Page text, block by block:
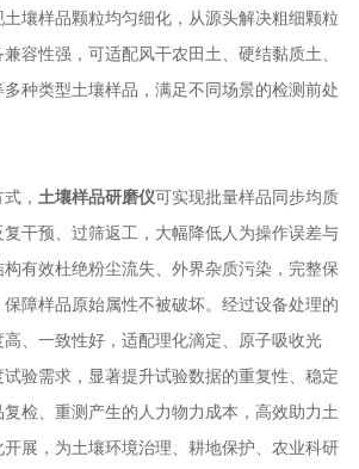
壤样品颗粒均匀细化，从源头解决粗细颗粒
容性强，可适配风干农田土、硬结黏质土、
种类型土壤样品，满足不同场景的检测前处
， 土壤样品研磨仪可实现批量样品同步均质
干预、过筛返工，大幅降低人为操作误差与
有效杜绝粉尘流失、外界杂质污染，完整保
障样品原始属性不被破坏。经过设备处理的
、一致性好，适配理化滴定、原子吸收光
验需求，显著提升试验数据的重复性、稳定
检、重测产生的人力物力成本，高效助力土
展，为土壤环境治理、耕地保护、农业科研